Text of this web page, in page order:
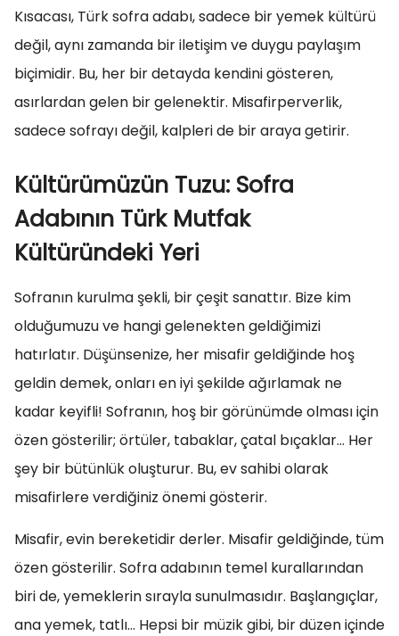
Kısacası, Türk sofra adabı, sadece bir yemek kültürü
değil, aynı zamanda bir iletişim ve duygu paylaşım
biçimidir. Bu, her bir detayda kendini gösteren,
asırlardan gelen bir gelenektir. Misafirperverlik,
sadece sofrayı değil, kalpleri de bir araya getirir.
Kültürümüzün Tuzu: Sofra
Adabının Türk Mutfak
Kültüründeki Yeri
Sofranın kurulma şekli, bir çeşit sanattır. Bize kim
olduğumuzu ve hangi gelenekten geldiğimizi
hatırlatır. Düşünsenize, her misafir geldiğinde hoş
geldin demek, onları en iyi şekilde ağırlamak ne
kadar keyifli! Sofranın, hoş bir görünümde olması için
özen gösterilir; örtüler, tabaklar, çatal bıçaklar… Her
şey bir bütünlük oluşturur. Bu, ev sahibi olarak
misafirlere verdiğiniz önemi gösterir.
Misafir, evin bereketidir derler. Misafir geldiğinde, tüm
özen gösterilir. Sofra adabının temel kurallarından
biri de, yemeklerin sırayla sunulmasıdır. Başlangıçlar,
ana yemek, tatlı… Hepsi bir müzik gibi, bir düzen içinde